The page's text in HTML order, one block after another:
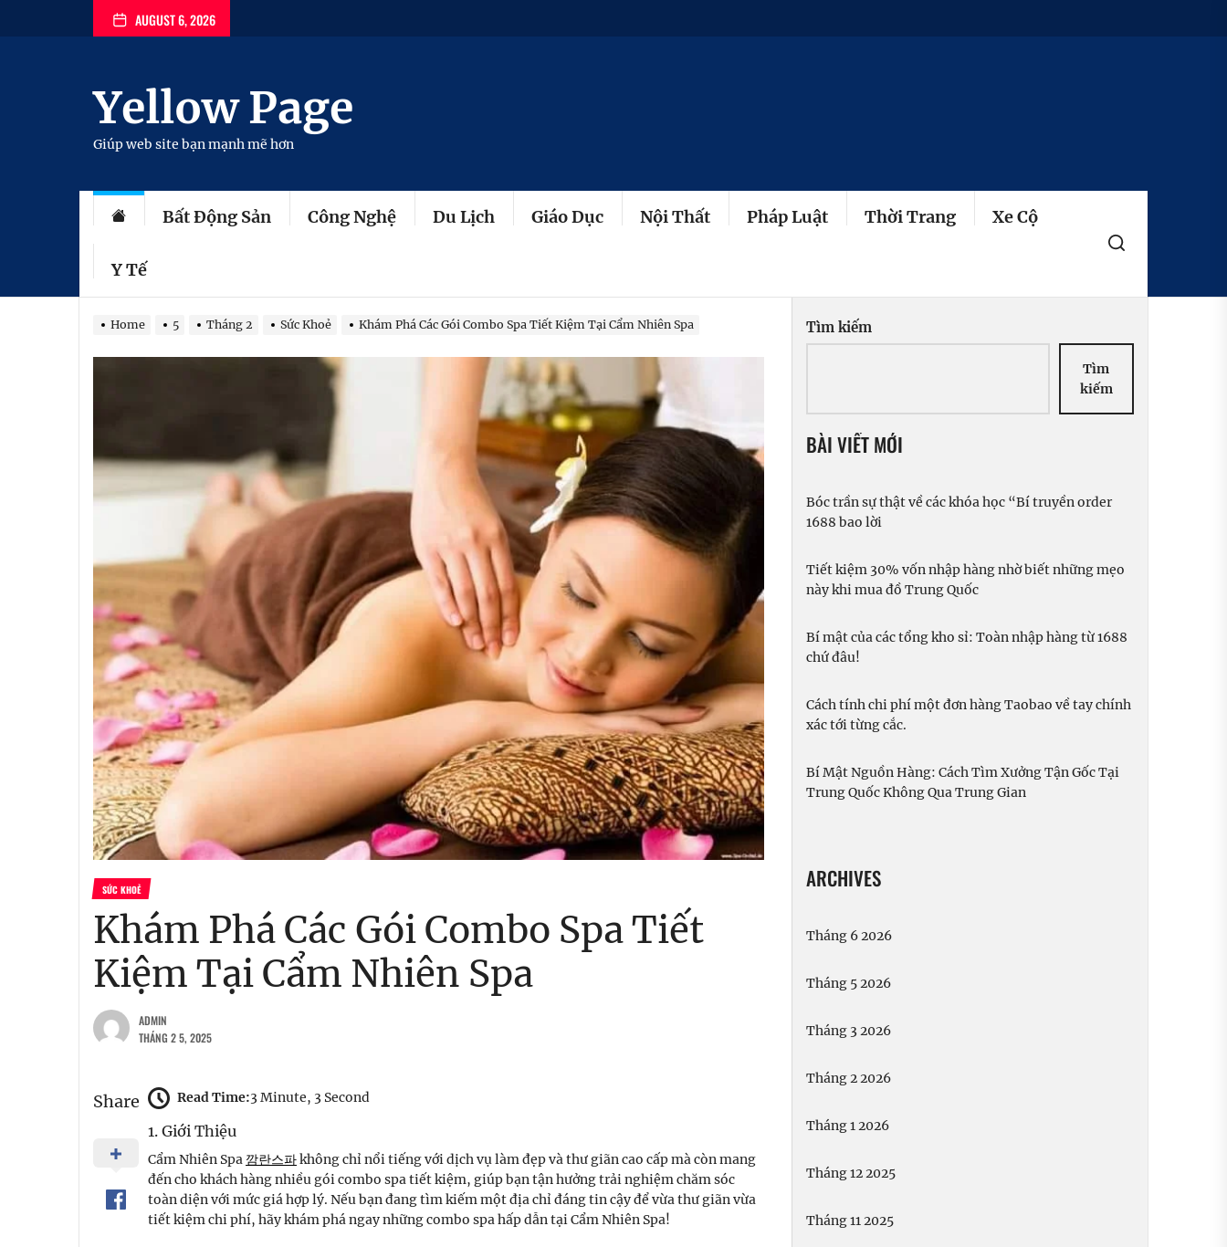
AUGUST 6, 2026
Yellow Page
Giúp web site bạn mạnh mẽ hơn
Bất Động Sản Công Nghệ Du Lịch Giáo Dục Nội Thất Pháp Luật Thời Trang Xe Cộ
Y Tế
Home 5 Tháng 2 Sức Khoẻ Khám Phá Các Gói Combo Spa Tiết Kiệm Tại Cẩm Nhiên Spa
SỨC KHOẺ
Khám Phá Các Gói Combo Spa Tiết
Kiệm Tại Cẩm Nhiên Spa
ADMIN
THÁNG 2 5, 2025
Share Read Time:3 Minute, 3 Second
1. Giới Thiệu
Cẩm Nhiên Spa 깜란스파không chỉ nổi tiếng với dịch vụ làm đẹp và thư giãn cao cấp mà còn mang
đến cho khách hàng nhiều gói combo spa tiết kiệm, giúp bạn tận hưởng trải nghiệm chăm sóc
toàn diện với mức giá hợp lý. Nếu bạn đang tìm kiếm một địa chỉ đáng tin cậy để vừa thư giãn vừa
tiết kiệm chi phí, hãy khám phá ngay những combo spa hấp dẫn tại Cẩm Nhiên Spa!
Tìm kiếm
Tìm
kiếm
BÀI VIẾT MỚI
Bóc trần sự thật về các khóa học “Bí truyền order
1688 bao lời
Tiết kiệm 30% vốn nhập hàng nhờ biết những mẹo
này khi mua đồ Trung Quốc
Bí mật của các tổng kho sỉ: Toàn nhập hàng từ 1688
chứ đâu!
Cách tính chi phí một đơn hàng Taobao về tay chính
xác tới từng cắc.
Bí Mật Nguồn Hàng: Cách Tìm Xưởng Tận Gốc Tại
Trung Quốc Không Qua Trung Gian
ARCHIVES
Tháng 6 2026
Tháng 5 2026
Tháng 3 2026
Tháng 2 2026
Tháng 1 2026
Tháng 12 2025
Tháng 11 2025